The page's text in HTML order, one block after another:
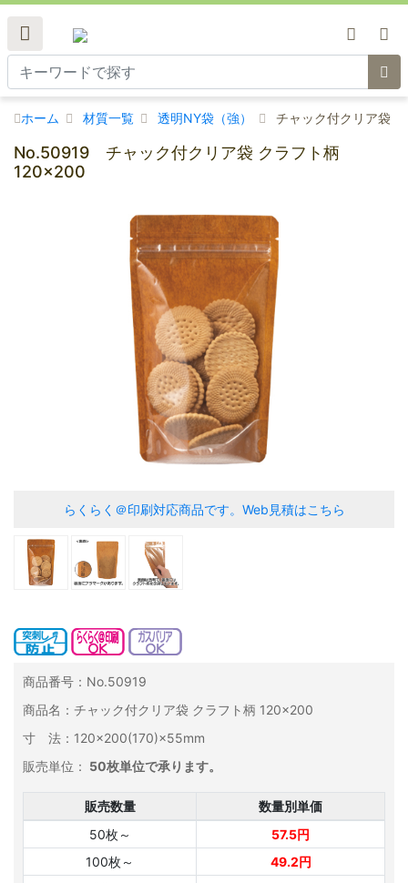
ホーム 材質一覧 透明NY袋（強） チャック付クリア袋
No.50919 チャック付クリア袋 クラフト柄
120×200
らくらく＠印刷対応商品です。 Web見積はこちら
商品番号：No.50919
商品名：チャック付クリア袋 クラフト柄 120×200
寸 法：120×200(170)×55mm
販売単位： 50枚単位で承ります。
販売数量
数量別単価
50枚～
57.5円
100枚～
49.2円